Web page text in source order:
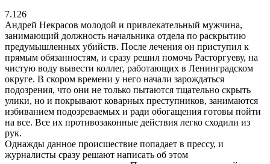
7.126
Андрей Некрасов молодой и привлекательный мужчина,
занимающий должность начальника отдела по раскрытию
предумышленных убийств. После лечения он приступил к
прямым обязанностям, и сразу решил помочь Расторгуеву, на
чистую воду вывести коллег, работающих в Ленинградском
округе. В скором времени у него начали зарождаться
подозрения, что они не только пытаются тщательно скрыть
улики, но и покрывают коварных преступников, занимаются
избиванием подозреваемых и ради обогащения готовы пойти
на все. Все их противозаконные действия легко сходили из
рук.
Однажды данное происшествие попадает в прессу, и
журналисты сразу решают написать об этом